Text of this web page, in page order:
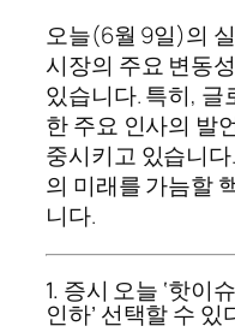
오늘(6월 9일)의
시장의 주요 변동
있습니다. 특히, 글
한 주요 인사의 발
중시키고 있습니
의 미래를 가늠할
니다.
1. 증시 오늘 ‘핫이
인하’ 선택할 수 있